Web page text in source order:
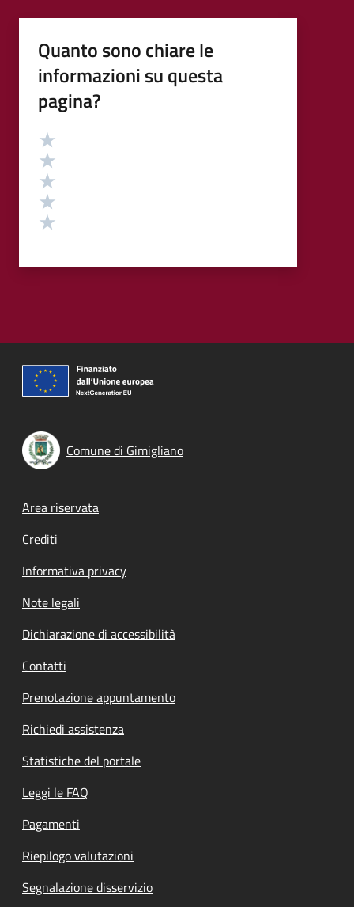
Quanto sono chiare le
informazioni su questa
pagina?
Valutazione
Comune di Gimigliano
Footer menu
Area riservata
Crediti
Informativa privacy
Note legali
Dichiarazione di accessibilità
Contatti
Prenotazione appuntamento
Richiedi assistenza
Statistiche del portale
Leggi le FAQ
Pagamenti
Riepilogo valutazioni
Segnalazione disservizio